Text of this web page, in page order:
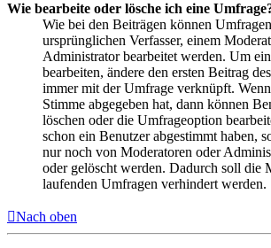
Wie bearbeite oder lösche ich eine
Wie bei den Beiträgen können
ursprünglichen Verfasser, einem
Administrator bearbeitet werden. Um
bearbeiten, ändere den ersten Beitrag
immer mit der Umfrage verknüpft.
Stimme abgegeben hat, dann können
löschen oder die Umfrageoption
schon ein Benutzer abgestimmt haben,
nur noch von Moderatoren oder
oder gelöscht werden. Dadurch soll die
laufenden Umfragen verhindert werden.
Nach oben